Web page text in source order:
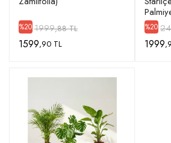
%20 1999,88 TL
1599,90 TL
%20
1999